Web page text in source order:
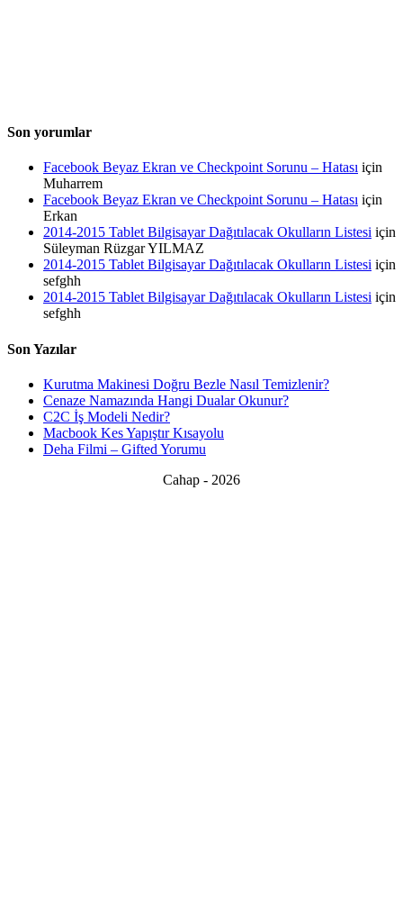
Son yorumlar
Facebook Beyaz Ekran ve Checkpoint Sorunu – Hatası için
Muharrem
Facebook Beyaz Ekran ve Checkpoint Sorunu – Hatası için
Erkan
2014-2015 Tablet Bilgisayar Dağıtılacak Okulların Listesi için
Süleyman Rüzgar YILMAZ
2014-2015 Tablet Bilgisayar Dağıtılacak Okulların Listesi için
sefghh
2014-2015 Tablet Bilgisayar Dağıtılacak Okulların Listesi için
sefghh
Son Yazılar
Kurutma Makinesi Doğru Bezle Nasıl Temizlenir?
Cenaze Namazında Hangi Dualar Okunur?
C2C İş Modeli Nedir?
Macbook Kes Yapıştır Kısayolu
Deha Filmi – Gifted Yorumu
Cahap - 2026